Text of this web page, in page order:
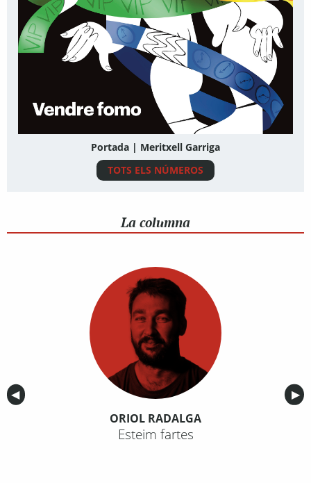
Portada | Meritxell Garriga
TOTS ELS NÚMEROS
La columna
Anterior
◀︎ ▶︎
ORIOL RADALGA
Esteim fartes